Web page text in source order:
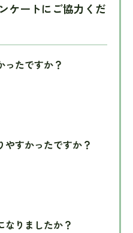
ケートにご協力くだ
ったですか？
やすかったですか？
なりましたか？